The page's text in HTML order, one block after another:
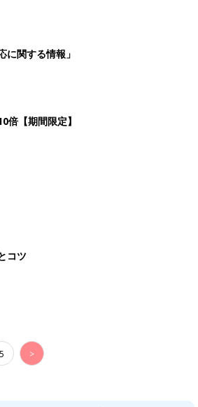
関する情報」
倍【期間限定】
コツ
5 >